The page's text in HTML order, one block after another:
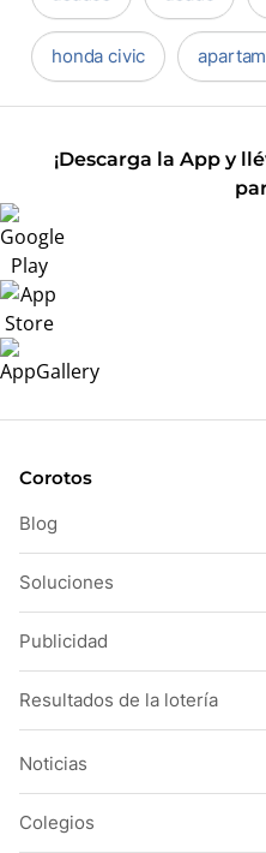
honda civic
¡Descarga la App y
Corotos
Blog
Soluciones
Publicidad
Resultados de la lotería
Noticias
Colegios